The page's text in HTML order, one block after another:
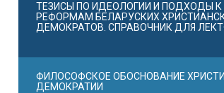
ТЕЗИСЫ ПО ИДЕОЛОГИИ И ПОДХОДЫ К
РЕФОРМАМ БЕЛАРУСКИХ
ДЕМОКРАТОВ. СПРАВОЧНИК ДЛЯ
ФИЛОСОФСКОЕ ОБОСНОВАНИЕ
ДЕМОКРАТИИ